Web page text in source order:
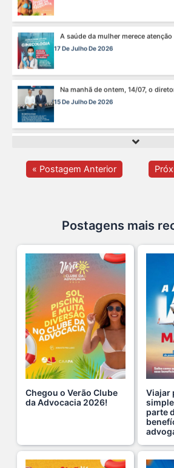
Na manhã de ontem, 14/07, o
15 De Julho De 2026
Cuidar da mente também é cuidar
13 De Julho De 2026
O domingo perfeito tem endereço
Ganhar tempo, automatizar tarefas
7 De Julho De 2026
Neste sábado, dia 04 de julho, o
3 De Julho De 2026
Cuidar da saúde mental é tão
1 De Julho De 2026
Hoje é um dia especial para
Fim de semana tem endereço
« Postagem Anterior
Postagens mais
Chegou o Verão Clube
da Advocacia 2026!
Viajar
parte